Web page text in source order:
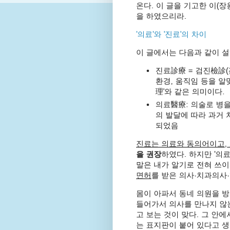
온다. 이 글을 기고한 이(장
을 하였으리라.
'의료'와 '진료'의 차이
이 글에서는 다음과 같이
진료診療 = 검진檢診
환경, 움직임 등을 알
理'와 같은 의미이다.
의료醫療: 의술로 병
의 발달에 따라 과거
되었음
진료는 의료와 동의어이고
을 권장하였다. 하지만 '의
말은 내가 알기로 전혀 쓰
면허 를 받은 의사·치과의
몸이 아파서 동네 의원을
들어가서 의사를 만나지
고 보는 것이 맞다. 그 안
는 표지판이 붙어 있다고